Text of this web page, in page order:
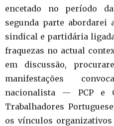
encetado no período
segunda parte abordarei
sindical e partidária ligada
fraquezas no actual
em discussão,
manifestações
nacionalista — PCP e
Trabalhadores
os vínculos